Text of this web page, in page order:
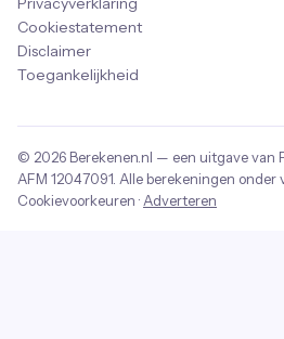
Cookiestatement
Disclaimer
Toegankelijkheid
© 2026 Berekenen.nl — een uitgave van
AFM 12047091 . Alle berekeningen onder
Cookievoorkeuren · Adverteren